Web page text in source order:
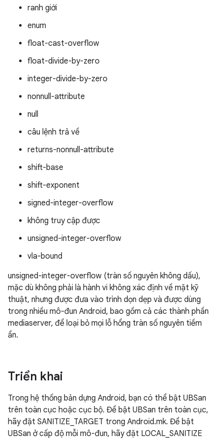
ranh giới
enum
float-cast-overflow
float-divide-by-zero
integer-divide-by-zero
nonnull-attribute
null
câu lệnh trả về
returns-nonnull-attribute
shift-base
shift-exponent
signed-integer-overflow
không truy cập được
unsigned-integer-overflow
vla-bound
unsigned-integer-overflow (tràn số nguyên không dấu),
mặc dù không phải là hành vi không xác định về mặt kỹ
thuật, nhưng được đưa vào trình dọn dẹp và được dùng
trong nhiều mô-đun Android, bao gồm cả các thành phần
mediaserver, để loại bỏ mọi lỗ hổng tràn số nguyên tiềm
ẩn.
Triển khai
Trong hệ thống bản dựng Android, bạn có thể bật UBSan
trên toàn cục hoặc cục bộ. Để bật UBSan trên toàn cục,
hãy đặt SANITIZE_TARGET trong Android.mk. Để bật
UBSan ở cấp độ mỗi mô-đun, hãy đặt LOCAL_SANITIZE